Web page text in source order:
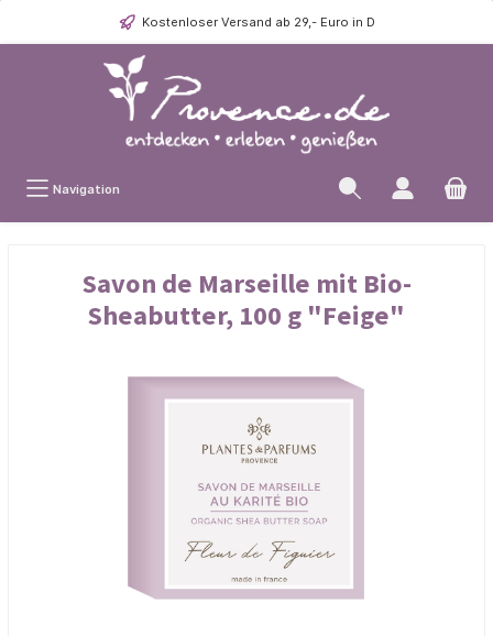
Kostenloser Versand ab 29,- Euro in D
Navigation
Savon de Marseille mit Bio-
Sheabutter, 100 g "Feige"